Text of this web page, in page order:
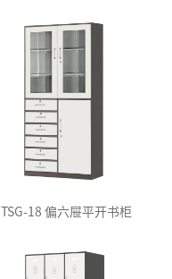
TSG-18 偏六屉平开书柜